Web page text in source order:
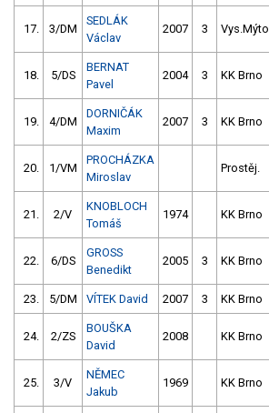
17. 3/DM
SEDLÁK
Václav
2007 3 Vys.Mýto
18. 5/DS
BERNAT
Pavel
2004 3 KK Brno
19. 4/DM
DORNIČÁK
Maxim
2007 3 KK Brno
20. 1/VM
PROCHÁZKA
Miroslav
Prostěj.
21. 2/V
KNOBLOCH
Tomáš
1974 KK Brno
22. 6/DS
GROSS
Benedikt
2005 3 KK Brno
23. 5/DM VÍTEK David 2007 3 KK Brno
24. 2/ZS
BOUŠKA
David
2008 KK Brno
25. 3/V
NĚMEC
Jakub
1969 KK Brno